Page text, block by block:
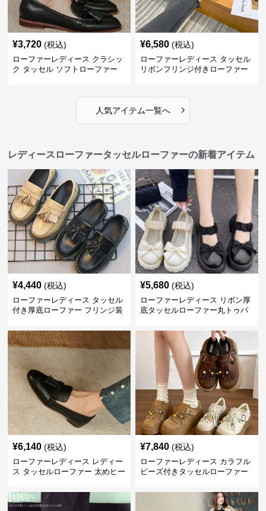
¥3,720 (税込)
ローファーレディース クラシッ
ク タッセル ソフトローファー
¥6,580 (税込)
ローファーレディース タッセル
リボンフリンジ付きローファー
人気アイテム一覧へ ›
レディースローファータッセルローファーの新着アイテム
¥4,440 (税込)
ローファーレディース タッセル
付き厚底ローファー フリンジ装
¥5,680 (税込)
ローファーレディース リボン厚
底タッセルローファー丸トゥパ
¥6,140 (税込)
ローファーレディース レディー
ス タッセルローファー 太めヒー
¥7,840 (税込)
ローファーレディース カラフル
ビーズ付きタッセルローファー